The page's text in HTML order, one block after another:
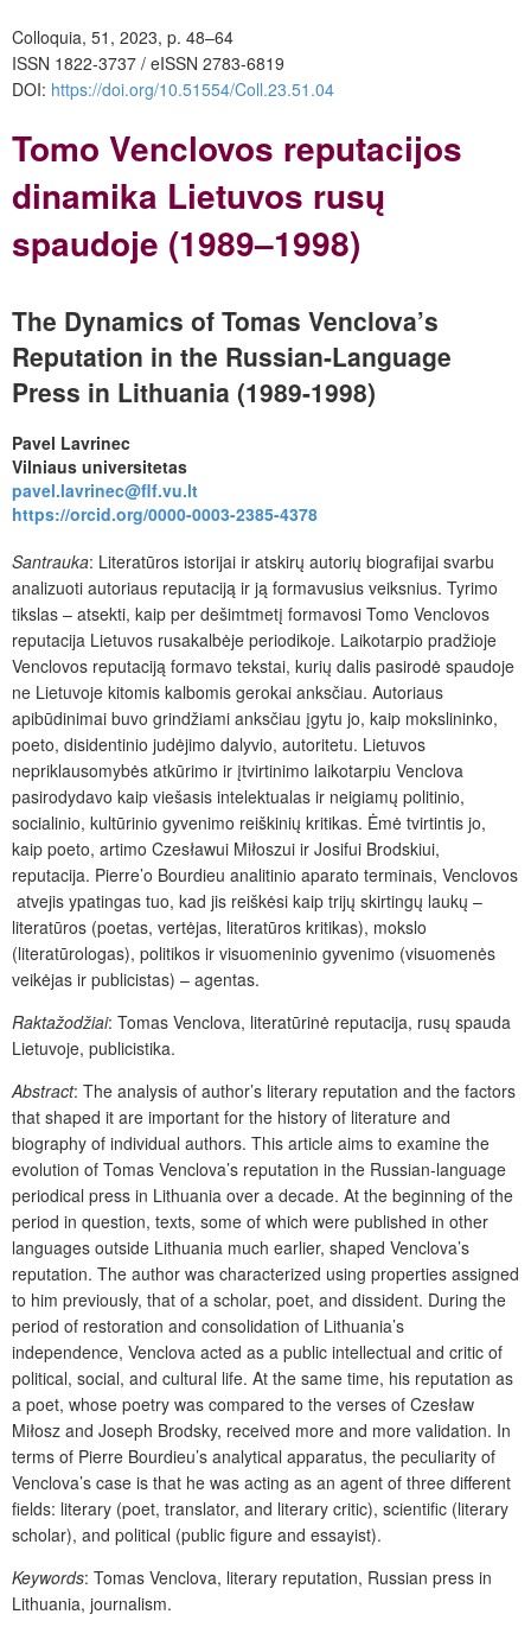
Colloquia, 51, 2023, p. 48–64
ISSN 1822-3737 / eISSN 2783-6819
DOI: https://doi.org/10.51554/Coll.23.51.04
Tomo Venclovos reputacijos
dinamika Lietuvos rusų
spaudoje (1989–1998)
The Dynamics of Tomas Venclova’s
Reputation in the Russian-Language
Press in Lithuania (1989-1998)
Pavel Lavrinec
Vilniaus universitetas
pavel.lavrinec@flf.vu.lt
https://orcid.org/0000-0003-2385-4378
Santrauka: Literatūros istorijai ir atskirų autorių biografijai svarbu
analizuoti autoriaus reputaciją ir ją formavusius veiksnius. Tyrimo
tikslas – atsekti, kaip per dešimtmetį formavosi Tomo Venclovos
reputacija Lietuvos rusakalbėje periodikoje. Laikotarpio pradžioje
Venclovos reputaciją formavo tekstai, kurių dalis pasirodė spaudoje
ne Lietuvoje kitomis kalbomis gerokai anksčiau. Autoriaus
apibūdinimai buvo grindžiami anksčiau įgytu jo, kaip mokslininko,
poeto, disidentinio judėjimo dalyvio, autoritetu. Lietuvos
nepriklausomybės atkūrimo ir įtvirtinimo laikotarpiu Venclova
pasirodydavo kaip viešasis intelektualas ir neigiamų politinio,
socialinio, kultūrinio gyvenimo reiškinių kritikas. Ėmė tvirtintis jo,
kaip poeto, artimo Czesławui Miłoszui ir Josifui Brodskiui,
reputacija. Pierre’o Bourdieu analitinio aparato terminais, Venclovos
atvejis ypatingas tuo, kad jis reiškėsi kaip trijų skirtingų laukų –
literatūros (poetas, vertėjas, literatūros kritikas), mokslo
(literatūrologas), politikos ir visuomeninio gyvenimo (visuomenės
veikėjas ir publicistas) – agentas.
Raktažodžiai: Tomas Venclova, literatūrinė reputacija, rusų spauda
Lietuvoje, publicistika.
Abstract: The analysis of author’s literary reputation and the factors
that shaped it are important for the history of literature and
biography of individual authors. This article aims to examine the
evolution of Tomas Venclova’s reputation in the Russian-language
periodical press in Lithuania over a decade. At the beginning of the
period in question, texts, some of which were published in other
languages outside Lithuania much earlier, shaped Venclova’s
reputation. The author was characterized using properties assigned
to him previously, that of a scholar, poet, and dissident. During the
period of restoration and consolidation of Lithuania’s
independence, Venclova acted as a public intellectual and critic of
political, social, and cultural life. At the same time, his reputation as
a poet, whose poetry was compared to the verses of Czesław
Miłosz and Joseph Brodsky, received more and more validation. In
terms of Pierre Bourdieu’s analytical apparatus, the peculiarity of
Venclova’s case is that he was acting as an agent of three different
fields: literary (poet, translator, and literary critic), scientific (literary
scholar), and political (public figure and essayist).
Keywords: Tomas Venclova, literary reputation, Russian press in
Lithuania, journalism.